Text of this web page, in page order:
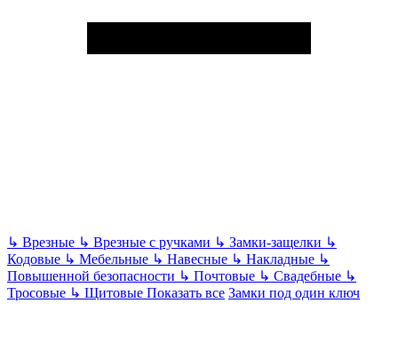
↳ Врезные ↳ Врезные с ручками ↳ Замки-защелки ↳
Кодовые ↳ Мебельные ↳ Навесные ↳ Накладные ↳
Повышенной безопасности ↳ Почтовые ↳ Свадебные ↳
Тросовые ↳ Щитовые Показать все Замки под один ключ